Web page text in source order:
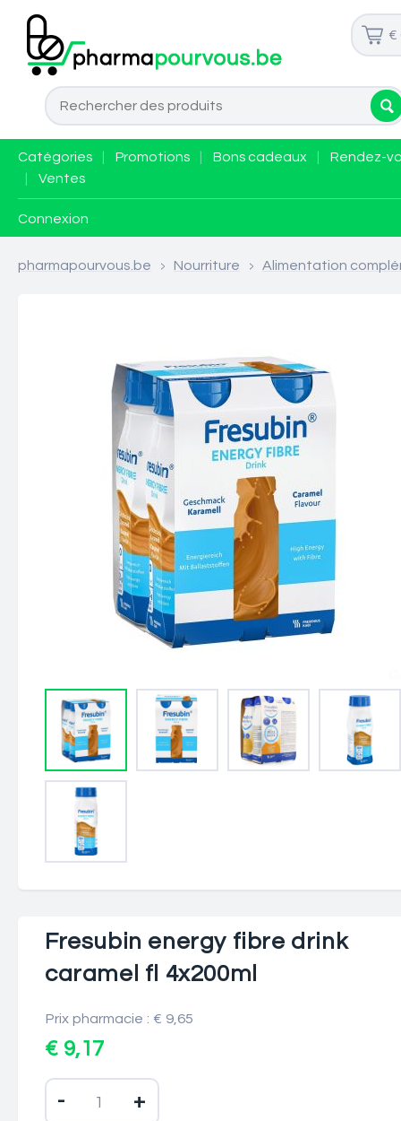
€
Catégories Promotions Bons cadeaux
Rendez-
Ventes
Connexion
pharmapourvous.be > Nourriture > Alimentation
Fresubin energy fibre drink
caramel fl 4x200ml
Prix pharmacie : € 9,65
€ 9,17
- +